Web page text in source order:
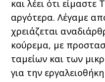
και λέει ότι
αργότερα. Λέγαμε
χρειάζεται
κούρεμα, με
ταμείων και των
για την